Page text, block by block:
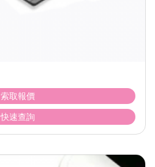
索取報價
快速查詢